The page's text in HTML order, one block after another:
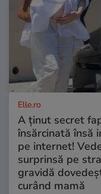
Elle.ro
A ținut secret
însărcinată însă
pe internet!
surprinsă pe
gravidă
curând mamă